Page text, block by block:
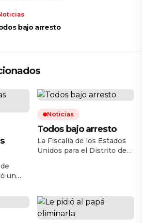
bajo arresto
un
el
Noticias
Todos bajo arresto
La Fiscalía de los Estados
Unidos para el Distrito de
Phoenix, conformada por al
menos 20 ciudadanos
estadunidenses y un